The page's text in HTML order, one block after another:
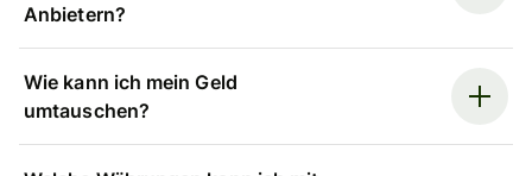
Anbietern?
Wie kann ich mein Geld
umtauschen?